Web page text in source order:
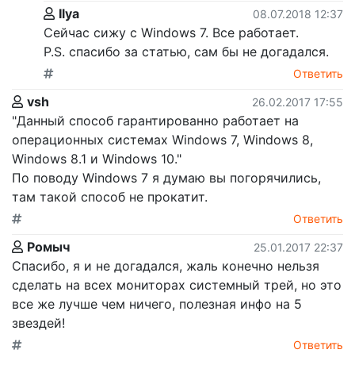
Ilya 08.07.2018 12:37
Сейчас сижу с Windows 7. Все работает.
P.S. спасибо за статью, сам бы не догадался.
Ответить
vsh 26.02.2017 17:55
"Данный способ гарантированно работает на
операционных системах Windows 7, Windows 8,
Windows 8.1 и Windows 10."
По поводу Windows 7 я думаю вы погорячились,
там такой способ не прокатит.
Ответить
Ромыч 25.01.2017 22:37
Спасибо, я и не догадался, жаль конечно нельзя
сделать на всех мониторах системный трей, но это
все же лучше чем ничего, полезная инфо на 5
звездей!
Ответить